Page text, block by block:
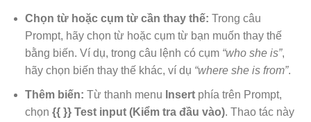
Chọn từ hoặc cụm từ cần thay thế: Trong câu
Prompt, hãy chọn từ hoặc cụm từ bạn muốn thay thế
bằng biến. Ví dụ, trong câu lệnh có cụm “who she is”,
hãy chọn biến thay thế khác, ví dụ “where she is from”.
Thêm biến: Từ thanh menu Insertphía trên Prompt,
chọn {{ }} Test input (Kiểm tra đầu vào). Thao tác này